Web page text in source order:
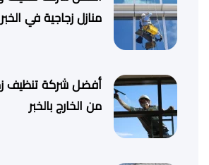
منازل زجاجية في الخبر
أفضل شركة تنظيف
من الخارج بالخبر